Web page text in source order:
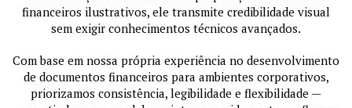
financeiros ilustrativos, ele transmite credibilidade visual
sem exigir conhecimentos técnicos avançados.
Com base em nossa própria experiência no desenvolvimento
de documentos financeiros para ambientes corporativos,
priorizamos consistência, legibilidade e flexibilidade —